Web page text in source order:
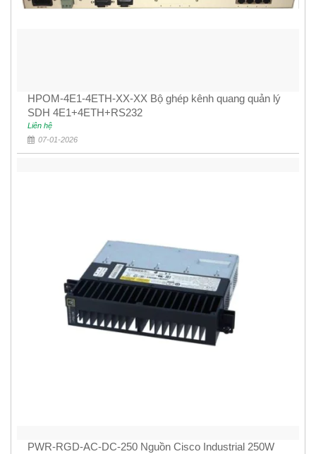
HPOM-4E1-4ETH-XX-XX Bộ ghép kênh quang quản lý
SDH 4E1+4ETH+RS232
Liên hệ
07-01-2026
PWR-RGD-AC-DC-250 Nguồn Cisco Industrial 250W